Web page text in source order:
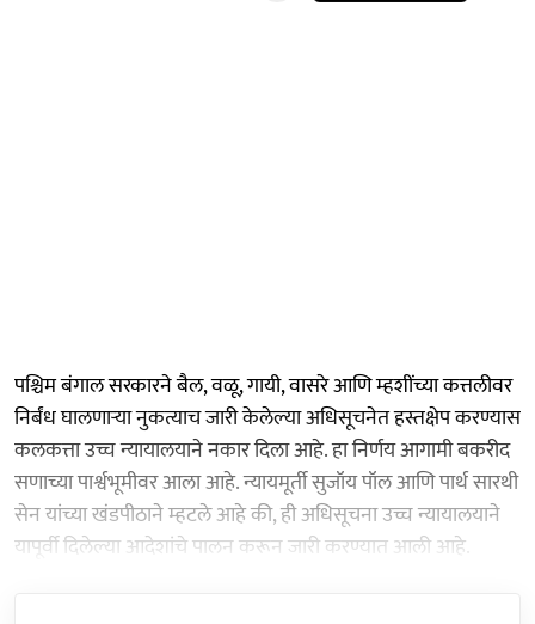
पश्चिम बंगाल सरकारने बैल, वळू, गायी, वासरे आणि म्हशींच्या कत्तलीवर
निर्बंध घालणाऱ्या नुकत्याच जारी केलेल्या अधिसूचनेत हस्तक्षेप करण्यास
कलकत्ता उच्च न्यायालयाने नकार दिला आहे. हा निर्णय आगामी बकरीद
सणाच्या पार्श्वभूमीवर आला आहे. न्यायमूर्ती सुजॉय पॉल आणि पार्थ सारथी
सेन यांच्या खंडपीठाने म्हटले आहे की, ही अधिसूचना उच्च न्यायालयाने
यापूर्वी दिलेल्या आदेशांचे पालन करून जारी करण्यात आली आहे.